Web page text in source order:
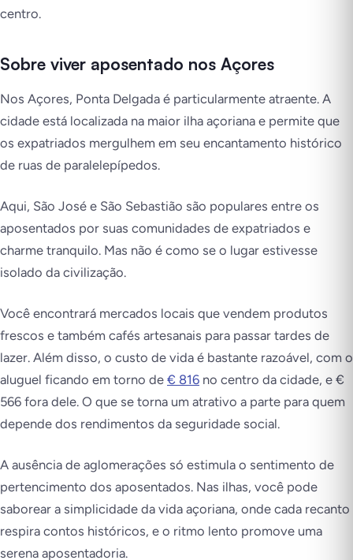
centro.
Sobre viver aposentado nos Açores
Nos Açores, Ponta Delgada é particularmente atraente. A
cidade está localizada na maior ilha açoriana e permite que
os expatriados mergulhem em seu encantamento histórico
de ruas de paralelepípedos.
Aqui, São José e São Sebastião são populares entre os
aposentados por suas comunidades de expatriados e
charme tranquilo. Mas não é como se o lugar estivesse
isolado da civilização.
Você encontrará mercados locais que vendem produtos
frescos e também cafés artesanais para passar tardes de
lazer. Além disso, o custo de vida é bastante razoável, com o
aluguel ficando em torno de € 816 no centro da cidade, e €
566 fora dele. O que se torna um atrativo a parte para quem
depende dos rendimentos da seguridade social.
A ausência de aglomerações só estimula o sentimento de
pertencimento dos aposentados. Nas ilhas, você pode
saborear a simplicidade da vida açoriana, onde cada recanto
respira contos históricos, e o ritmo lento promove uma
serena aposentadoria.